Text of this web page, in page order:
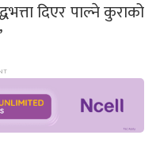
दिएर पाल्ने कुराको